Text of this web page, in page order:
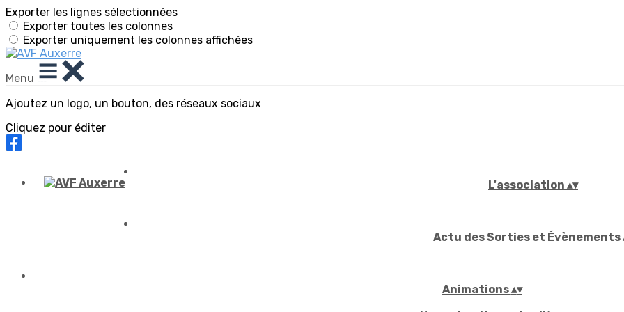
Exporter les lignes sélectionnées
Exporter toutes les colonnes
Exporter uniquement les colonnes affichées
Menu
Ajoutez un logo, un bouton, des réseaux sociaux
Cliquez pour éditer
L'association ▴▾
Actu des Sorties et Évènements
Animations▴▾